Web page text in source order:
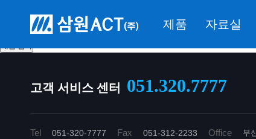
제품 자료실
고객 서비스 센터 051.320.7777
Tel 051-320-7777 Fax 051-312-2233 Office 부